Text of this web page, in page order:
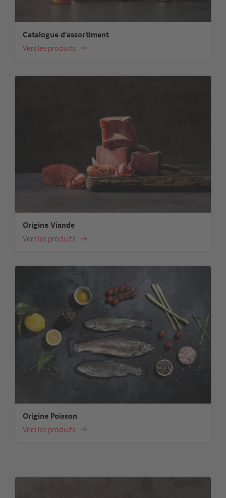
Catalogue d'assortiment
Vers les produits
Origine Viande
Vers les produits
Origine Poisson
Vers les produits